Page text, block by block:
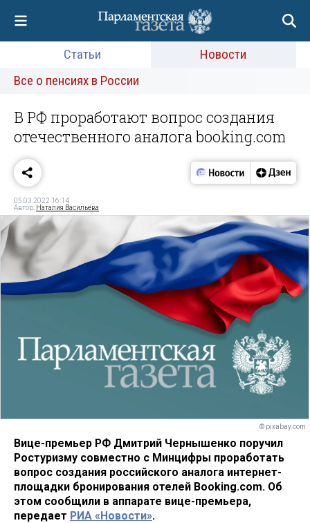
Статьи
Новости
Все о пенсиях в России
В РФ проработают вопрос создания
отечественного аналога booking.com
05.03.2022 16:14
Автор: Наталия Васильева
© pixabay.com
Вице-премьер РФ Дмитрий Чернышенко поручил
Ростуризму совместно с Минцифры проработать
вопрос создания российского аналога интернет-
площадки бронирования отелей Booking.com. Об
этом сообщили в аппарате вице-премьера,
передает РИА «Новости».